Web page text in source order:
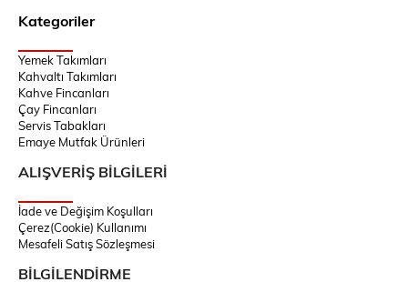
Kategoriler
Yemek Takımları
Kahvaltı Takımları
Kahve Fincanları
Çay Fincanları
Servis Tabakları
Emaye Mutfak Ürünleri
ALIŞVERİŞ BİLGİLERİ
İade ve Değişim Koşulları
Çerez(Cookie) Kullanımı
Mesafeli Satış Sözleşmesi
BİLGİLENDİRME